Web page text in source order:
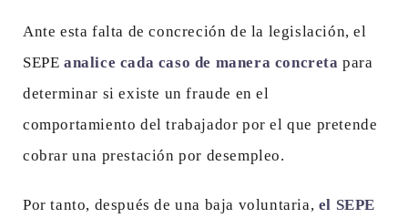
Ante esta falta de concreción de la legislación, el
SEPE analice cada caso de manera concreta para
determinar si existe un fraude en el
comportamiento del trabajador por el que pretende
cobrar una prestación por desempleo.
Por tanto, después de una baja voluntaria, el SEPE